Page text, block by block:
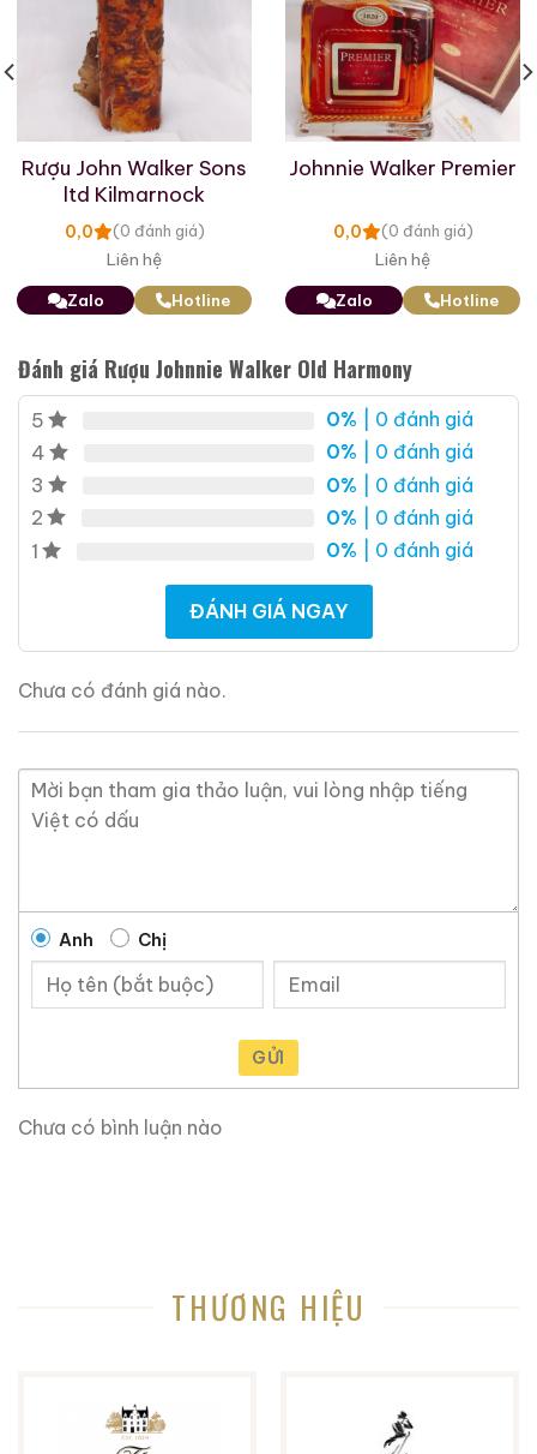
Rượu John Walker Sons
ltd Kilmarnock
0,0 (0 đánh giá)
Liên hệ
Zalo Hotline
Johnnie Walker Premier
0,0 (0 đánh giá)
Liên hệ
Zalo Hotline
Đánh giá Rượu Johnnie Walker Old Harmony
5 0% | 0 đánh giá
4
0% | 0 đánh giá
3
0% | 0 đánh giá
2
0% | 0 đánh giá
1
0% | 0 đánh giá
ĐÁNH GIÁ NGAY
Chưa có đánh giá nào.
Anh Chị
GỬI
Chưa có bình luận nào
THƯƠNG HIỆU